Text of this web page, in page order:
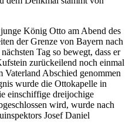
König Otto am Abend des
der Grenze von Bayern nach
Tag so bewegt, dass er
zurückeilend noch einmal
Vaterland Abschied genommen
wurde die Ottokapelle in
einschiffige dreijochige
wird, wurde nach
Josef Daniel